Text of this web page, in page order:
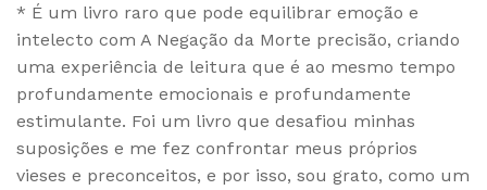
* É um livro raro que pode equilibrar emoção e
intelecto com A Negação da Morte precisão, criando
uma experiência de leitura que é ao mesmo tempo
profundamente emocionais e profundamente
estimulante. Foi um livro que desafiou minhas
suposições e me fez confrontar meus próprios
vieses e preconceitos, e por isso, sou grato, como um